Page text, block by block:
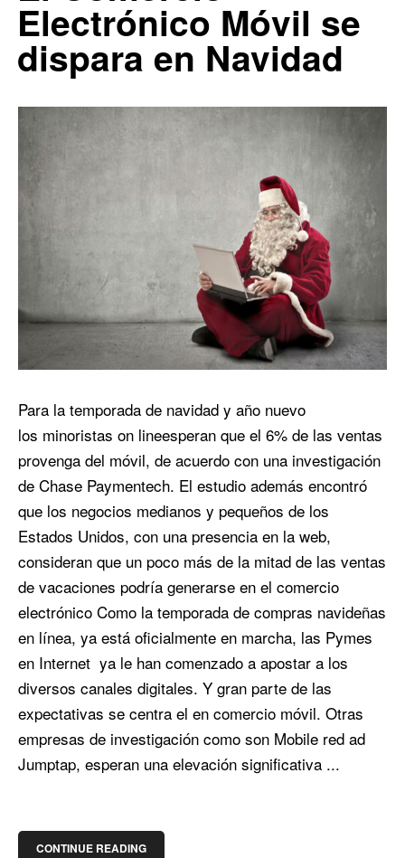
Electrónico Móvil se
dispara en Navidad
Para la temporada de navidad y año nuevo
los minoristas on lineesperan que el 6% de las ventas
provenga del móvil, de acuerdo con una investigación
de Chase Paymentech. El estudio además encontró
que los negocios medianos y pequeños de los
Estados Unidos, con una presencia en la web,
consideran que un poco más de la mitad de las ventas
de vacaciones podría generarse en el comercio
electrónico Como la temporada de compras navideñas
en línea, ya está oficialmente en marcha, las Pymes
en Internet ya le han comenzado a apostar a los
diversos canales digitales. Y gran parte de las
expectativas se centra el en comercio móvil. Otras
empresas de investigación como son Mobile red ad
Jumptap, esperan una elevación significativa ...
CONTINUE READING